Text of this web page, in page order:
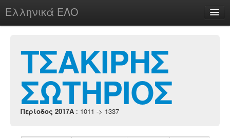
Ελληνικά ΕΛΟ
chesstu.be @ discord
Login
ΤΣΑΚΙΡΗΣ
ΣΩΤΗΡΙΟΣ
Περίοδος 2017A : 1011 -> 1337